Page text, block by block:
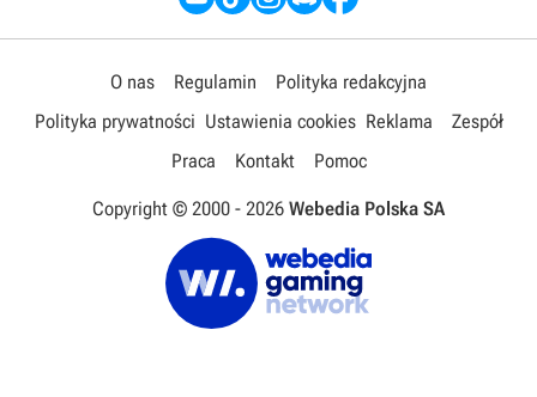
O nas Regulamin
Polityka redakcyjna
Polityka prywatności Ustawienia cookies Reklama
Zespół
Praca
Kontakt Pomoc
Copyright © 2000 - 2026 Webedia Polska SA